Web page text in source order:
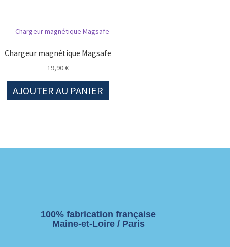
Chargeur magnétique Magsafe
19,90€
AJOUTER AU PANIER
100% fabrication française
Maine-et-Loire / Paris